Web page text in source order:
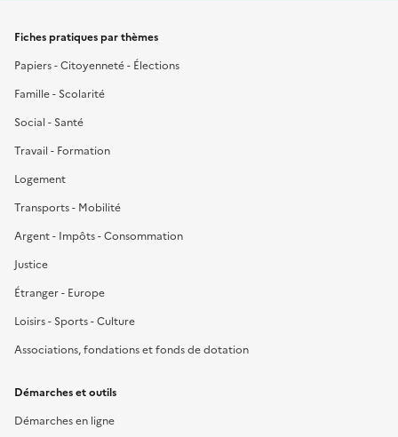
Fiches pratiques par thèmes
Papiers - Citoyenneté - Élections
Famille - Scolarité
Social - Santé
Travail - Formation
Logement
Transports - Mobilité
Argent - Impôts - Consommation
Justice
Étranger - Europe
Loisirs - Sports - Culture
Associations, fondations et fonds de dotation
Démarches et outils
Démarches en ligne